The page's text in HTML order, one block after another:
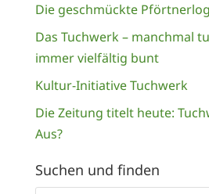
Die geschmückte
Das Tuchwerk – manchmal
immer vielfältig bunt
Kultur-Initiative Tuchwerk
Die Zeitung titelt heute:
Aus?
Suchen und finden